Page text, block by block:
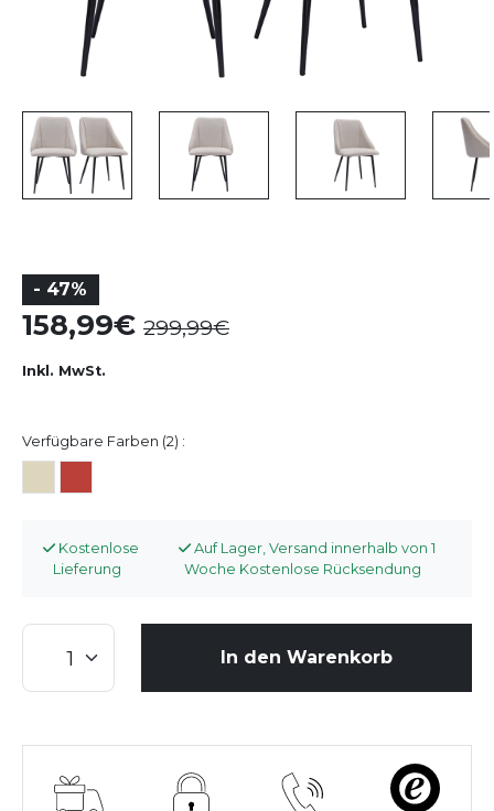
- 47%
158,99 299,99
Inkl. MwSt.
Verfügbare Farben (2) :
Kostenlose
Lieferung
Auf Lager, Versand innerhalb von 1
Woche Kostenlose Rücksendung
In den Warenkorb